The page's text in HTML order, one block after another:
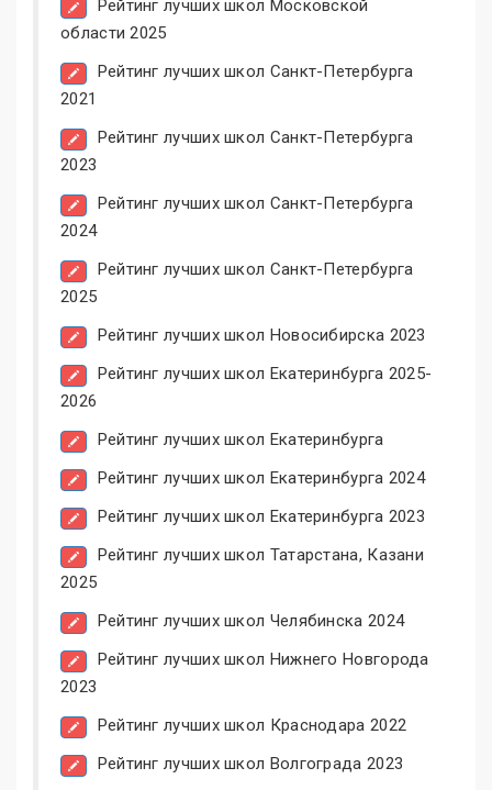
Рейтинг лучших школ Московской
области 2025
Рейтинг лучших школ Санкт-Петербурга
2021
Рейтинг лучших школ Санкт-Петербурга
2023
Рейтинг лучших школ Санкт-Петербурга
2024
Рейтинг лучших школ Санкт-Петербурга
2025
Рейтинг лучших школ Новосибирска 2023
Рейтинг лучших школ Екатеринбурга 2025-
2026
Рейтинг лучших школ Екатеринбурга
Рейтинг лучших школ Екатеринбурга 2024
Рейтинг лучших школ Екатеринбурга 2023
Рейтинг лучших школ Татарстана, Казани
2025
Рейтинг лучших школ Челябинска 2024
Рейтинг лучших школ Нижнего Новгорода
2023
Рейтинг лучших школ Краснодара 2022
Рейтинг лучших школ Волгограда 2023